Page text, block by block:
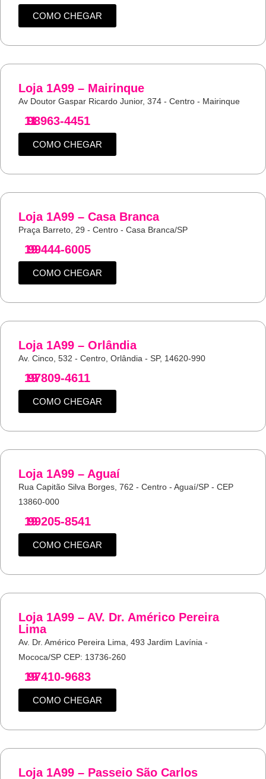
COMO CHEGAR
Loja 1A99 – Mairinque
Av Doutor Gaspar Ricardo Junior, 374 - Centro - Mairinque
11
98963-4451
COMO CHEGAR
Loja 1A99 – Casa Branca
Praça Barreto, 29 - Centro - Casa Branca/SP
19
99444-6005
COMO CHEGAR
Loja 1A99 – Orlândia
Av. Cinco, 532 - Centro, Orlândia - SP, 14620-990
19
97809-4611
COMO CHEGAR
Loja 1A99 – Aguaí
Rua Capitão Silva Borges, 762 - Centro - Aguaí/SP - CEP
13860-000
19
99205-8541
COMO CHEGAR
Loja 1A99 – AV. Dr. Américo Pereira
Lima
Av. Dr. Américo Pereira Lima, 493 Jardim Lavínia -
Mococa/SP CEP: 13736-260
19
97410-9683
COMO CHEGAR
Loja 1A99 – Passeio São Carlos